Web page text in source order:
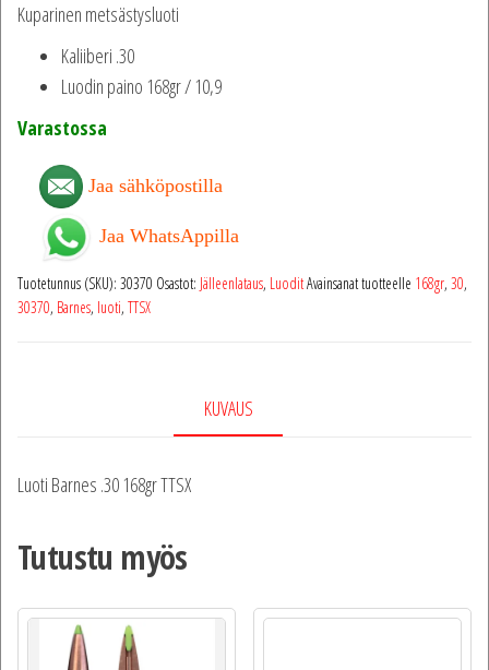
Kuparinen metsästysluoti
Kaliiberi .30
Luodin paino 168gr / 10,9
Varastossa
Jaa sähköpostilla
Jaa WhatsAppilla
Tuotetunnus (SKU): 30370 Osastot: Jälleenlataus, LuoditAvainsanat tuotteelle 168gr, 30,
30370, Barnes, luoti, TTSX
KUVAUS
Luoti Barnes .30 168gr TTSX
Tutustu myös